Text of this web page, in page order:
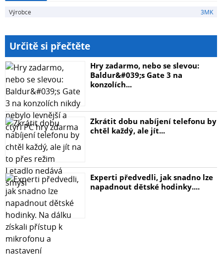
stopám a otiskům prstů, oleofobní vrstva. .
Výrobce 3MK
Určitě si přečtěte
Hry zadarmo, nebo se slevou:
Baldur&#039;s Gate 3 na
konzolích...
Zkrátit dobu nabíjení telefonu by
chtěl každý, ale jít...
Experti předvedli, jak snadno lze
napadnout dětské hodinky....